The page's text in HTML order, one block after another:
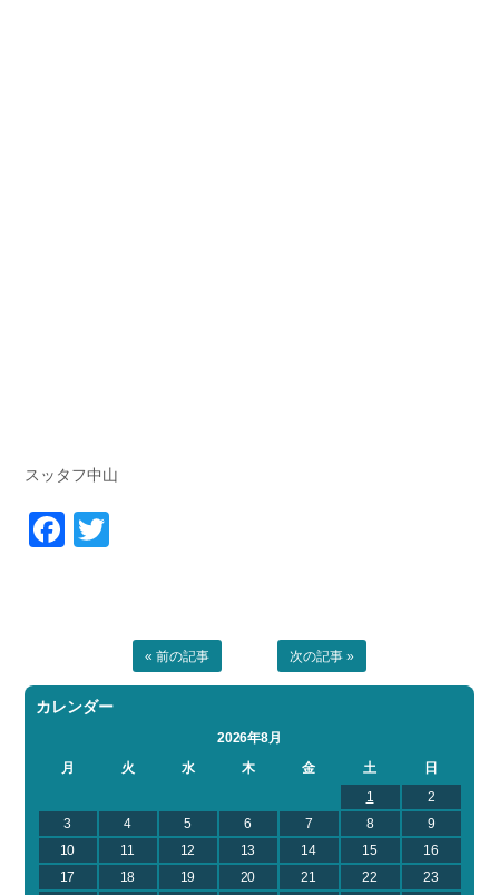
スッタフ中山
Facebook
« 前の記事 次の記事 »
カレンダー
2026年8月
月
火 水 木 金 土
日
1
2
3
4 5 6 7 8
9
10
11 12 13 14 15
16
17
18 19 20 21 22
23